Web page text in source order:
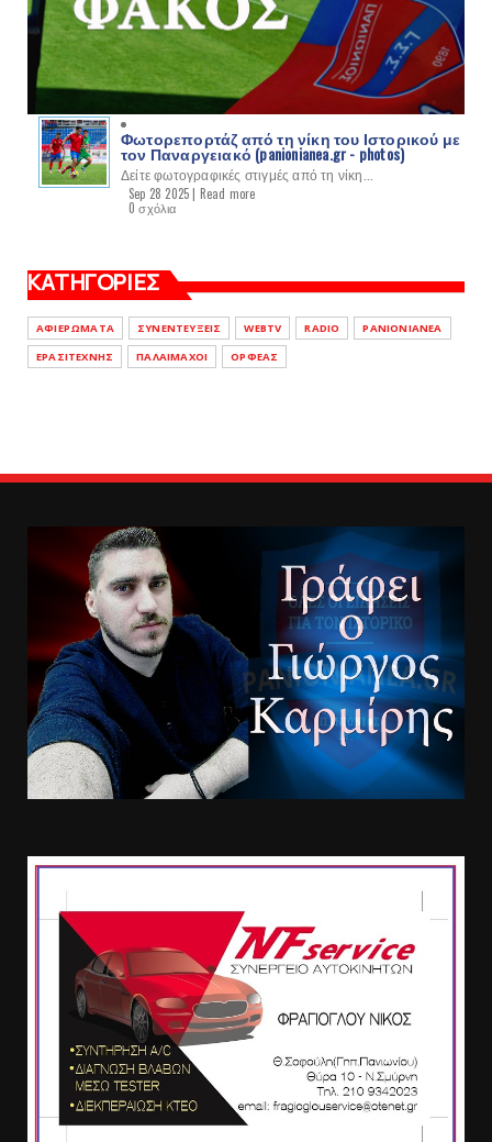
Φωτορεπορτάζ από τη νίκη του Ιστορικού με
τον Παναργειακό (panionianea.gr - photos)
Δείτε φωτογραφικές στιγμές από τη νίκη...
Sep 28 2025 | Read more
0 σχόλια
ΚΑΤΗΓΟΡΙΕΣ
ΑΦΙΕΡΩΜΑΤΑ ΣΥΝΕΝΤΕΥΞΕΙΣ WEBTV RADIO
PANIONIANEA
ΕΡΑΣΙΤΕΧΝΗΣ
ΠΑΛΑΙΜΑΧΟΙ ΟΡΦΕΑΣ